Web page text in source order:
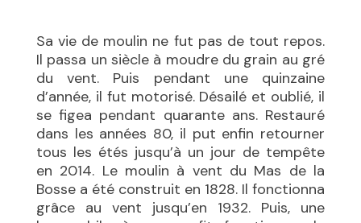
Sa vie de moulin ne fut pas de tout repos.
Il passa un siècle à moudre du grain au gré
du vent. Puis pendant une quinzaine
d’année, il fut motorisé. Désailé et oublié, il
se figea pendant quarante ans. Restauré
dans les années 80, il put enfin retourner
tous les étés jusqu’à un jour de tempête
en 2014. Le moulin à vent du Mas de la
Bosse a été construit en 1828. Il fonctionna
grâce au vent jusqu’en 1932. Puis, une